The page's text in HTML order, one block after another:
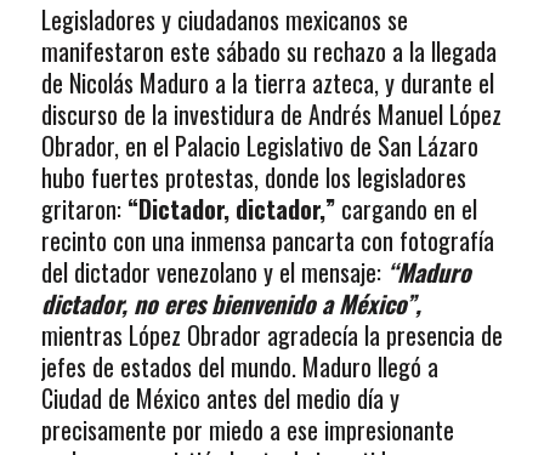
Legisladores y ciudadanos mexicanos se
manifestaron este sábado su rechazo a la llegada
de Nicolás Maduro a la tierra azteca, y durante el
discurso de la investidura de Andrés Manuel López
Obrador, en el Palacio Legislativo de San Lázaro
hubo fuertes protestas, donde los legisladores
gritaron: “Dictador, dictador,”cargando en el
recinto con una inmensa pancarta con fotografía
del dictador venezolano y el mensaje: “Maduro
dictador, no eres bienvenido a México”,
mientras López Obrador agradecía la presencia de
jefes de estados del mundo. Maduro llegó a
Ciudad de México antes del medio día y
precisamente por miedo a ese impresionante